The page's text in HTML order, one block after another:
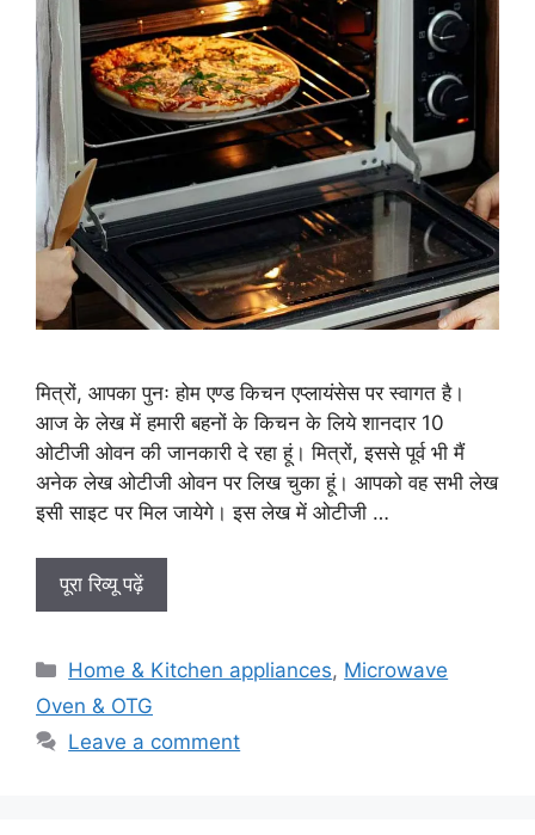
मित्रों, आपका पुनः होम एण्ड किचन एप्लायंसेस पर स्वागत है।
आज के लेख में हमारी बहनों के किचन के लिये शानदार 10
ओटीजी ओवन की जानकारी दे रहा हूं। मित्रों, इससे पूर्व भी मैं
अनेक लेख ओटीजी ओवन पर लिख चुका हूं। आपको वह सभी लेख
इसी साइट पर मिल जायेगे। इस लेख में ओटीजी …
पूरा रिव्यू पढ़ें
Categories
Home & Kitchen appliances, Microwave
Oven & OTG
Leave a comment